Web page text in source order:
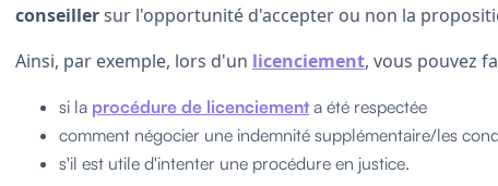
conseillersur l'opportunité d'accepter ou non la
Ainsi, par exemple, lors d'un licenciement, vous pouvez
si la procédure de licenciementa été respectée
comment négocier une indemnité supplémentaire/les
s'il est utile d'intenter une procédure en justice.